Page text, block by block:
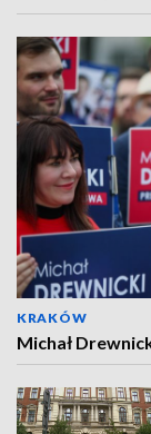
KRAKÓW
Michał